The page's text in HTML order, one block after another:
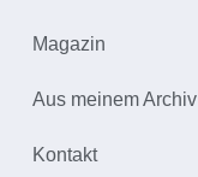
Magazin
Aus meinem Archiv
Kontakt